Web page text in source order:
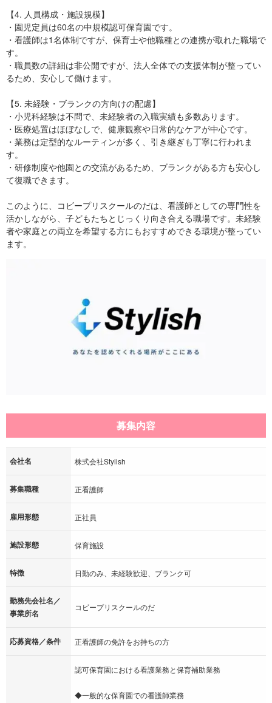
【4. 人員構成・施設規模】
・園児定員は60名の中規模認可保育園です。
・看護師は1名体制ですが、保育士や他職種との連携が取れた職場で
す。
・職員数の詳細は非公開ですが、法人全体での支援体制が整ってい
るため、安心して働けます。
【5. 未経験・ブランクの方向けの配慮】
・小児科経験は不問で、未経験者の入職実績も多数あります。
・医療処置はほぼなしで、健康観察や日常的なケアが中心です。
・業務は定型的なルーティンが多く、引き継ぎも丁寧に行われま
す。
・研修制度や他園との交流があるため、ブランクがある方も安心し
て復職できます。
このように、コビープリスクールのだは、看護師としての専門性を
活かしながら、子どもたちとじっくり向き合える職場です。未経験
者や家庭との両立を希望する方にもおすすめできる環境が整ってい
ます。
募集内容
会社名 株式会社Stylish
募集職種 正看護師
雇用形態 正社員
施設形態 保育施設
特徴 日勤のみ、未経験歓迎、ブランク可
勤務先会社名／
事業所名
コビープリスクールのだ
応募資格／条件 正看護師の免許をお持ちの方
認可保育園における看護業務と保育補助業務
◆一般的な保育園での看護師業務